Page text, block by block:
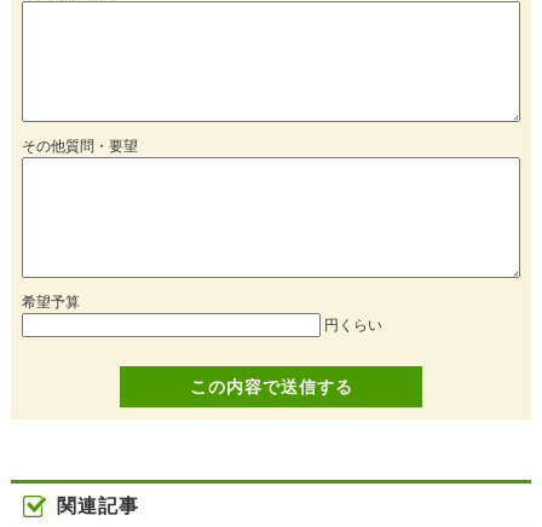
その他質問・要望
希望予算
円くらい
関連記事